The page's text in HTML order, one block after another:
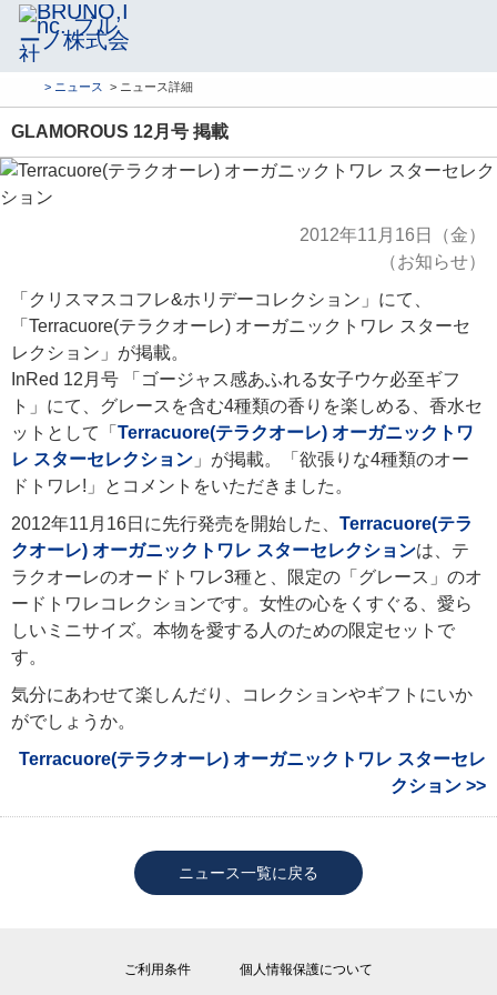
> ニュース > ニュース詳細
GLAMOROUS 12月号 掲載
2012年11月16日（金）
（お知らせ）
「クリスマスコフレ&ホリデーコレクション」にて、
「Terracuore(テラクオーレ) オーガニックトワレ スターセ
レクション」が掲載。
InRed 12月号 「ゴージャス感あふれる女子ウケ必至ギフ
ト」にて、グレースを含む4種類の香りを楽しめる、香水セ
ットとして「 Terracuore(テラクオーレ) オーガニックトワ
レ スターセレクション 」が掲載。「欲張りな4種類のオー
ドトワレ!」とコメントをいただきました。
2012年11月16日に先行発売を開始した、 Terracuore(テラ
クオーレ) オーガニックトワレ スターセレクションは、テ
ラクオーレのオードトワレ3種と、限定の「グレース」のオ
ードトワレコレクションです。女性の心をくすぐる、愛ら
しいミニサイズ。本物を愛する人のための限定セットで
す。
気分にあわせて楽しんだり、コレクションやギフトにいか
がでしょうか。
Terracuore(テラクオーレ) オーガニックトワレ スターセレ
クション >>
ニュース一覧に戻る
ご利用条件 個人情報保護について